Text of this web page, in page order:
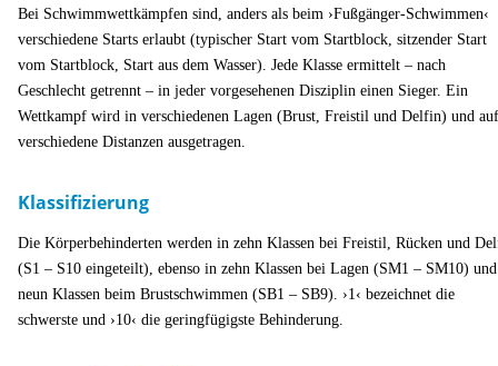
Bei Schwimmwettkämpfen sind, anders als beim ›Fußgänger-Schwimmen‹
verschiedene Starts erlaubt (typischer Start vom Startblock, sitzender Start
vom Startblock, Start aus dem Wasser). Jede Klasse ermittelt – nach
Geschlecht getrennt – in jeder vorgesehenen Disziplin einen Sieger. Ein
Wettkampf wird in verschiedenen Lagen (Brust, Freistil und Delfin) und auf
verschiedene Distanzen ausgetragen.
Klassifizierung
Die Körperbehinderten werden in zehn Klassen bei Freistil, Rücken und
(S1 – S10 eingeteilt), ebenso in zehn Klassen bei Lagen (SM1 – SM10)
neun Klassen beim Brustschwimmen (SB1 – SB9). ›1‹ bezeichnet die
schwerste und ›10‹ die geringfügigste Behinderung.